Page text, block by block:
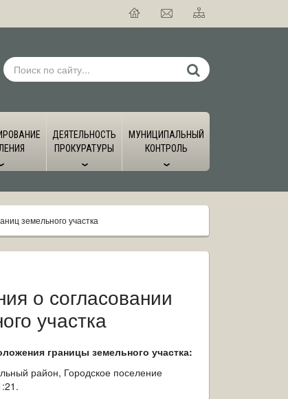
ДЕЯТЕЛЬНОСТЬ
ПРОКУРАТУРЫ
МУНИЦИПАЛЬНЫЙ
КОНТРОЛЬ
земельного участка
о согласовании
участка
границы земельного участка:
район, Городское поселение